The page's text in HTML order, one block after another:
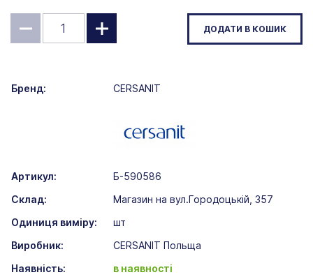
ДОДАТИ В КОШИК
Бренд: CERSANIT
Артикул:
Б-590586
Склад:
Магазин на вул.Городоцькій, 357
Одиниця виміру:
шт
Виробник:
CERSANIT Польща
Наявність:
в наявності